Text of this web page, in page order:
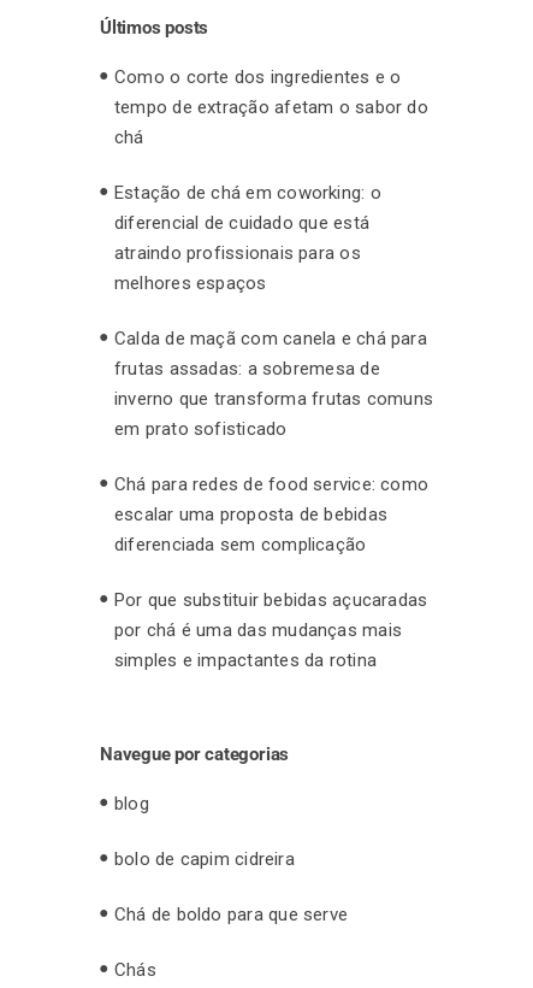
Últimos posts
Como o corte dos ingredientes e o
tempo de extração afetam o sabor do
chá
Estação de chá em coworking: o
diferencial de cuidado que está
atraindo profissionais para os
melhores espaços
Calda de maçã com canela e chá para
frutas assadas: a sobremesa de
inverno que transforma frutas comuns
em prato sofisticado
Chá para redes de food service: como
escalar uma proposta de bebidas
diferenciada sem complicação
Por que substituir bebidas açucaradas
por chá é uma das mudanças mais
simples e impactantes da rotina
Navegue por categorias
blog
bolo de capim cidreira
Chá de boldo para que serve
Chás